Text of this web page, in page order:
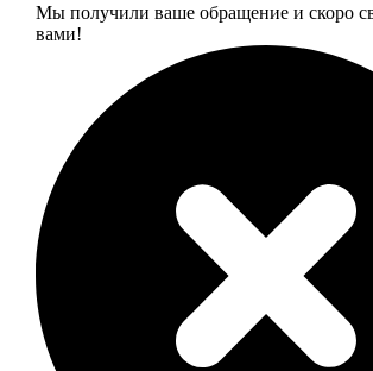
Мы получили ваше обращение и скоро
вами!